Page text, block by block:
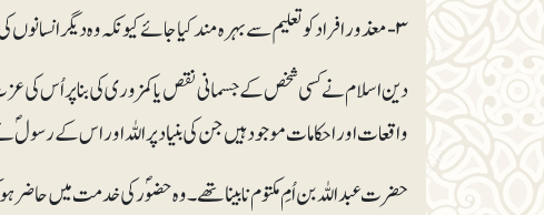
دین اسلام نے کسی شخص کے جسمانی نقص یا کمزوری کی بنا پر اُس کی
واقعات اور احکامات موجود ہیں جن کی بنیاد پر اللہ اور اس کے
حضرت عبداللہ بن اُمِ مکتوم نابینا تھے۔وہ حضوؐر کی خدمت میں حاضر